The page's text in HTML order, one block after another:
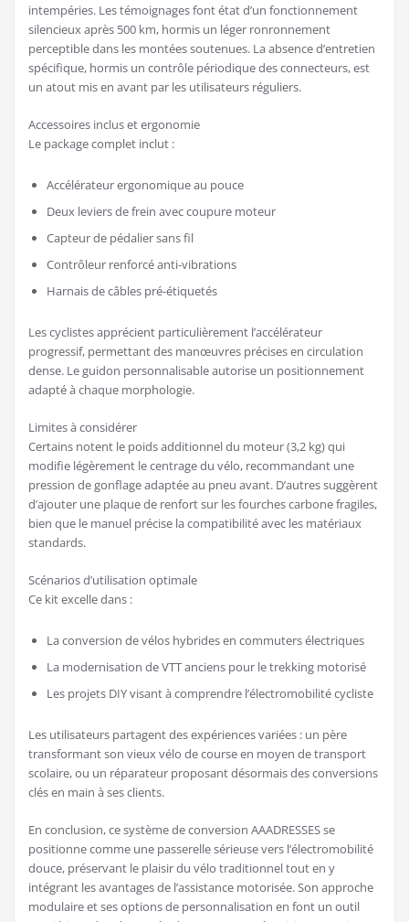
intempéries. Les témoignages font état d’un fonctionnement
silencieux après 500 km, hormis un léger ronronnement
perceptible dans les montées soutenues. La absence d’entretien
spécifique, hormis un contrôle périodique des connecteurs, est
un atout mis en avant par les utilisateurs réguliers.
Accessoires inclus et ergonomie
Le package complet inclut :
Accélérateur ergonomique au pouce
Deux leviers de frein avec coupure moteur
Capteur de pédalier sans fil
Contrôleur renforcé anti-vibrations
Harnais de câbles pré-étiquetés
Les cyclistes apprécient particulièrement l’accélérateur
progressif, permettant des manœuvres précises en circulation
dense. Le guidon personnalisable autorise un positionnement
adapté à chaque morphologie.
Limites à considérer
Certains notent le poids additionnel du moteur (3,2 kg) qui
modifie légèrement le centrage du vélo, recommandant une
pression de gonflage adaptée au pneu avant. D’autres suggèrent
d’ajouter une plaque de renfort sur les fourches carbone fragiles,
bien que le manuel précise la compatibilité avec les matériaux
standards.
Scénarios d’utilisation optimale
Ce kit excelle dans :
La conversion de vélos hybrides en commuters électriques
La modernisation de VTT anciens pour le trekking motorisé
Les projets DIY visant à comprendre l’électromobilité cycliste
Les utilisateurs partagent des expériences variées : un père
transformant son vieux vélo de course en moyen de transport
scolaire, ou un réparateur proposant désormais des conversions
clés en main à ses clients.
En conclusion, ce système de conversion AAADRESSES se
positionne comme une passerelle sérieuse vers l’électromobilité
douce, préservant le plaisir du vélo traditionnel tout en y
intégrant les avantages de l’assistance motorisée. Son approche
modulaire et ses options de personnalisation en font un outil